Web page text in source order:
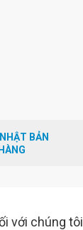
BẢN
với chúng tôi